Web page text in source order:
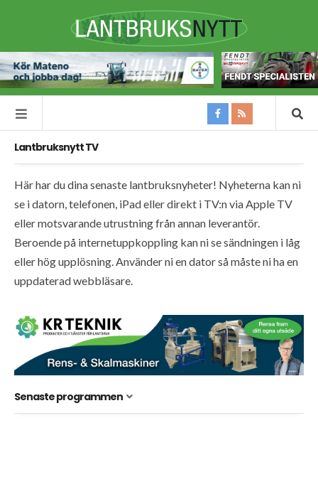
Lantbruksnytt TV
Här har du dina senaste lantbruksnyheter! Nyheterna kan ni
se i datorn, telefonen, iPad eller direkt i TV:n via Apple TV
eller motsvarande utrustning från annan leverantör.
Beroende på internetuppkoppling kan ni se sändningen i låg
eller hög upplösning. Använder ni en dator så måste ni ha en
uppdaterad webbläsare.
Senaste programmen